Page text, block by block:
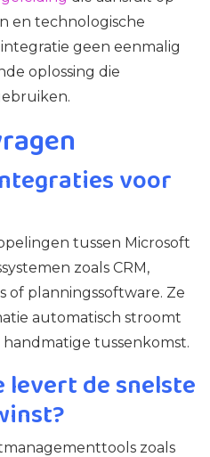
en technologische
geen eenmalig
oplossing die
voor
tussen Microsoft
zoals CRM,
planningssoftware. Ze
automatisch stroomt
tussenkomst.
de snelste
zoals